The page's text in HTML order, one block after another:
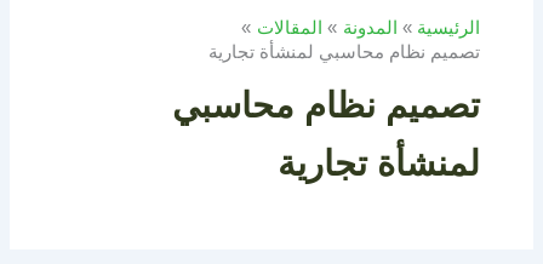
الرئيسية المدونة
المقالات
تصميم نظام محاسبي لمنشأة تجارية
تصميم نظام محاسبي
لمنشأة تجارية